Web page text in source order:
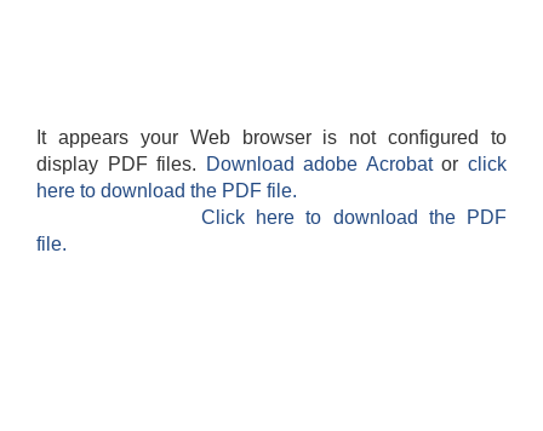
It appears your Web browser is not configured to
display PDF files.
Download adobe Acrobatorclick
here to download the PDF file.
Click here to download the PDF
file.